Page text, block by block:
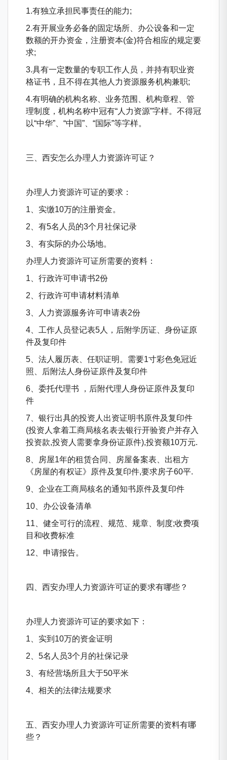
1.有独立承担民事责任的能力;
2.有开展业务必备的固定场所、办公设备和一定
数额的开办资金，注册资本(金)符合相应的规定要
求;
3.具有一定数量的专职工作人员，并持有职业资
格证书，且不得在其他人力资源服务机构兼职;
4.有明确的机构名称、业务范围、机构章程、管
理制度，机构名称中冠有“人力资源”字样。不得冠
以“中华”、“中国”、“国际”等字样。
三、西安怎么办理人力资源许可证？
办理人力资源许可证的要求：
1、实缴10万的注册资金。
2、有5名人员的3个月社保记录
3、有实际的办公场地。
办理人力资源许可证所需要的资料：
1、行政许可申请书2份
2、行政许可申请材料清单
3、人力资源服务许可申请表2份
4、工作人员登记表5人，后附学历证、身份证原
件及复印件
5、法人履历表、任职证明。需要1寸彩色免冠近
照、后附法人身份证原件及复印件
6、委托代理书 ，后附代理人身份证原件及复印
件
7、银行出具的投资人出资证明书原件及复印件
(投资人拿着工商局核名表去银行开验资户并存入
投资款,投资人需要拿身份证原件),投资额10万元.
8、房屋1年的租赁合同、房屋备案表、出租方
《房屋的有权证》原件及复印件,要求房子60平.
9、企业在工商局核名的通知书原件及复印件
10、办公设备清单
11、健全可行的流程、规范、规章、制度;收费项
目和收费标准
12、申请报告。
四、西安办理人力资源许可证的要求有哪些？
办理人力资源许可证的要求如下：
1、实到10万的资金证明
2、5名人员3个月的社保记录
3、有经营场所且大于50平米
4、相关的法律法规要求
五、西安办理人力资源许可证所需要的资料有哪
些？